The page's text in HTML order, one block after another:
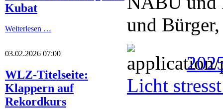
Kubat
Weiterlesen …
03.02.2026 07:00
WLZ-Titelseite:
Klappern auf
Rekordkurs
und Bürger,
Licht